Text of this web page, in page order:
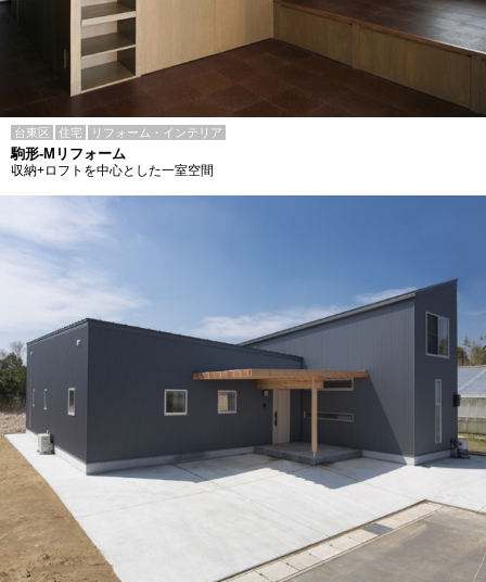
台東区 住宅 リフォーム・インテリア
駒形-Mリフォーム
収納+ロフトを中心とした一室空間